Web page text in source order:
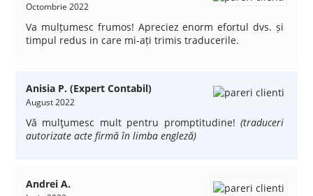
Octombrie 2022
Va mulțumesc frumos! Apreciez enorm efortul dvs. și
timpul redus in care mi-ați trimis traducerile.
Anisia P. (Expert Contabil)
August 2022
Vă mulţumesc mult pentru promptitudine!(traduceri
autorizate acte firmă în limba engleză)
Andrei A.